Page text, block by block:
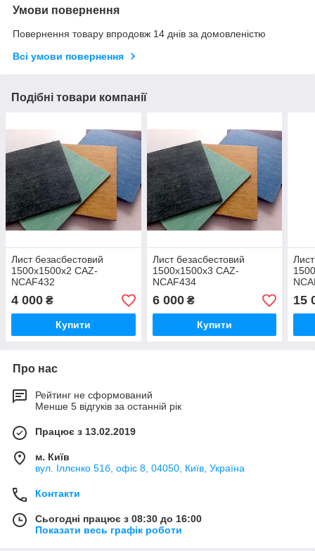
Умови повернення
Повернення товару впродовж 14 днів за домовленістю
Всі умови повернення
Подібні товари компанії
Лист безасбестовий
1500х1500x2 CAZ-
NCAF432
4 000 ₴
Купити
Лист безасбестовий
1500х1500x3 CAZ-
NCAF434
6 000₴
Купити
15
Про нас
Рейтинг не сформований
Менше 5 відгуків за останній рік
Працює з 13.02.2019
м. Київ
вул. Іллєнко 51б, офіс 8, 04050, Київ, Україна
Контакти
Сьогодні працює з 08:30 до 16:00
Показати весь графік роботи